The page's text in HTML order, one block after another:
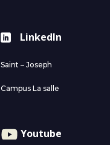
LinkedIn
Saint – Joseph
Campus La salle
Youtube